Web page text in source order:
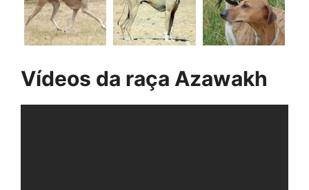
Vídeos da raça Azawakh